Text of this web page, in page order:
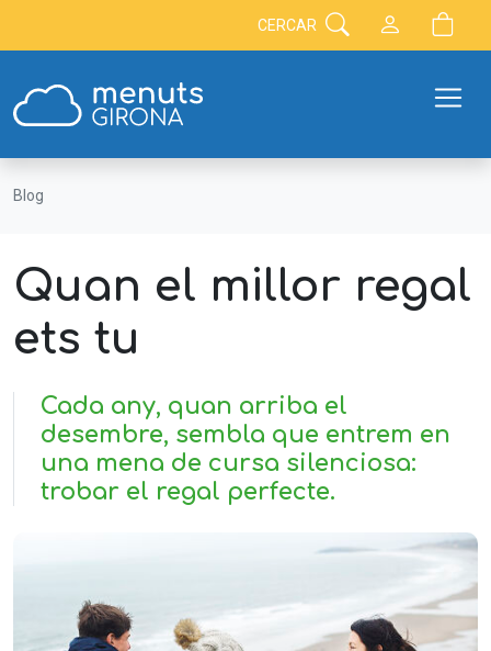
CERCAR
Blog
Quan el millor regal
ets tu
Cada any, quan arriba el
desembre, sembla que entrem en
una mena de cursa silenciosa:
trobar el regal perfecte.